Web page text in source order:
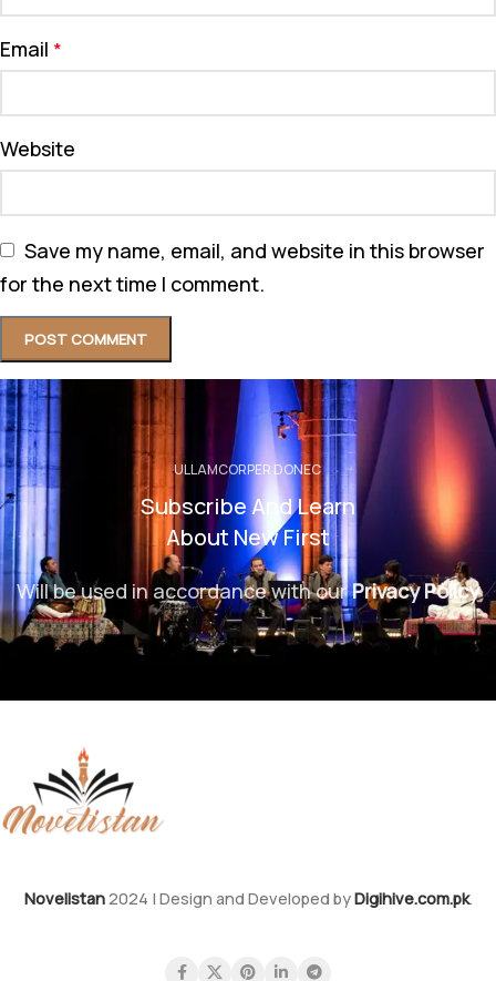
Email *
Website
Save my name, email, and website in this browser
for the next time I comment.
ULLAMCORPER DONEC
Subscribe And Learn
About New First
Will be used in accordance with ourPrivacy Policy
Novelistan2024 | Design and Developed byDigihive.com.pk.